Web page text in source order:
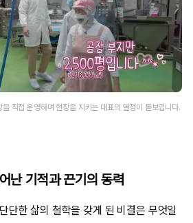
직접 운영하며 현장을 지키는 대표의 열정이 돋보입니다.
난 기적과 끈기의 동력
단한 삶의 철학을 갖게 된 비결은 무엇일